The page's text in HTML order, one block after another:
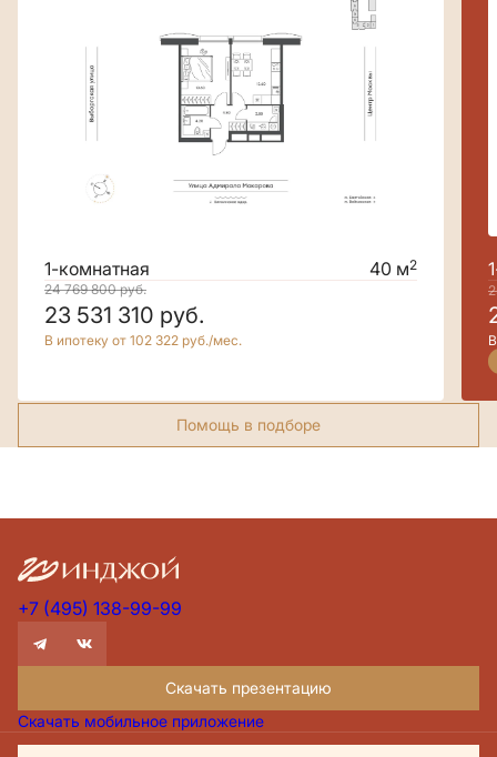
1-комнатная 40 м2
24 769 800руб.
23 531 310 руб.
В ипотеку от 102 322 руб./мес.
Помощь в подборе
+7 (495) 138-99-99
Скачать презентацию
Скачать мобильное приложение